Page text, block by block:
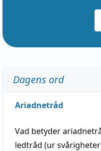
Dagens ord
Ariadnetråd
Vad betyder
ledtråd (ur